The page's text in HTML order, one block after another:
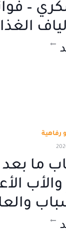
–
رفاهية
ما بعد
والأب